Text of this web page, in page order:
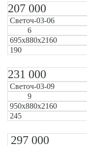
207 000
Светоч-03-06
6
695х880х2160
190
231 000
Светоч-03-09
9
950х880х2160
245
297 000